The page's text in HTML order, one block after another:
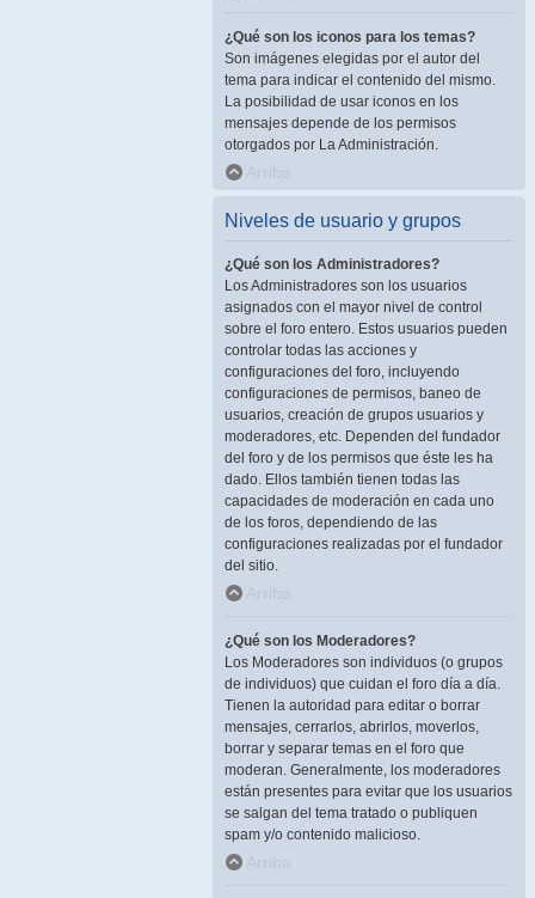
¿Qué son los iconos para los temas?
Son imágenes elegidas por el autor del
tema para indicar el contenido del mismo.
La posibilidad de usar iconos en los
mensajes depende de los permisos
otorgados por La Administración.
Arriba
Niveles de usuario y grupos
¿Qué son los Administradores?
Los Administradores son los usuarios
asignados con el mayor nivel de control
sobre el foro entero. Estos usuarios pueden
controlar todas las acciones y
configuraciones del foro, incluyendo
configuraciones de permisos, baneo de
usuarios, creación de grupos usuarios y
moderadores, etc. Dependen del fundador
del foro y de los permisos que éste les ha
dado. Ellos también tienen todas las
capacidades de moderación en cada uno
de los foros, dependiendo de las
configuraciones realizadas por el fundador
del sitio.
Arriba
¿Qué son los Moderadores?
Los Moderadores son individuos (o grupos
de individuos) que cuidan el foro día a día.
Tienen la autoridad para editar o borrar
mensajes, cerrarlos, abrirlos, moverlos,
borrar y separar temas en el foro que
moderan. Generalmente, los moderadores
están presentes para evitar que los usuarios
se salgan del tema tratado o publiquen
spam y/o contenido malicioso.
Arriba